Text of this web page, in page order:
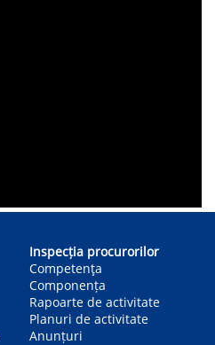
Inspecția procurorilor
Competenţa
Componența
Rapoarte de activitate
Planuri de activitate
Anunțuri